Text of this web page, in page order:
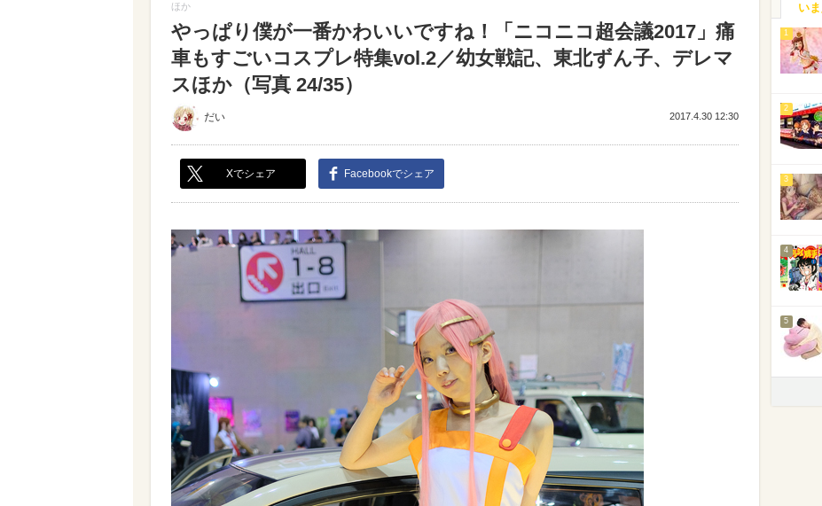
ほか
やっぱり僕が一番かわいいですね！「ニコニコ超会議2017」痛
車もすごいコスプレ特集vol.2／幼女戦記、東北ずん子、デレマ
スほか（写真 24/35）
だい 2017.4.30 12:30
Xでシェア Facebookでシェア
い
1
2
3
4
5